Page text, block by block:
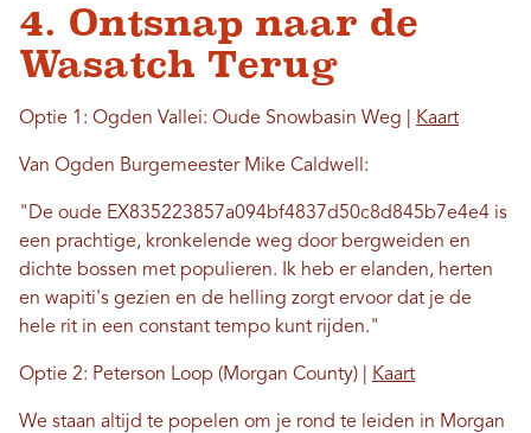
4. Ontsnap naar de
Wasatch Terug
Optie 1: Ogden Vallei: Oude Snowbasin Weg | Kaart
Van Ogden Burgemeester Mike Caldwell:
"De oude EX835223857a094bf4837d50c8d845b7e4e4 is
een prachtige, kronkelende weg door bergweiden en
dichte bossen met populieren. Ik heb er elanden, herten
en wapiti's gezien en de helling zorgt ervoor dat je de
hele rit in een constant tempo kunt rijden."
Optie 2: Peterson Loop (Morgan County) | Kaart
We staan ​​altijd te popelen om je rond te leiden in Morgan